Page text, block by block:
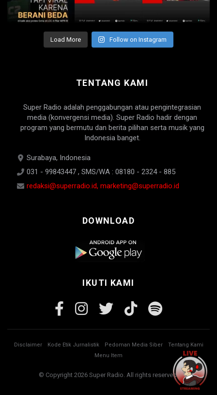
Load More Follow on Instagram
TENTANG KAMI
Super Radio adalah penggabungan atau pengintegrasian
media (konvergensi media). Super Radio hadir dengan
program yang bermutu dan berita pilihan serta musik yang
Indonesia banget.
Surabaya, Indonesia
031 - 99843447 , SMS/WA : 08180 - 2324 - 885
redaksi@superradio.id, marketing@superradio.id
DOWNLOAD
IKUTI KAMI
Disclaimer Kode Etik Jurnalistik Pedoman Media Siber
Tentang Kami
Menu Item
© Copyright 2026 Super Radio. All rights reserved.